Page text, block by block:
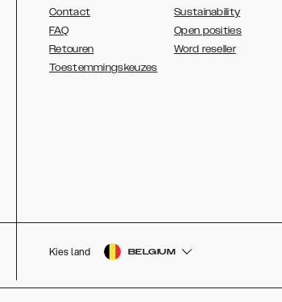
Contact
FAQ
Retouren
Toestemmingskeuzes
Sustainability
Open posities
Word reseller
Kies land BELGIUM
AUSTRALIA
ESPAÑOL